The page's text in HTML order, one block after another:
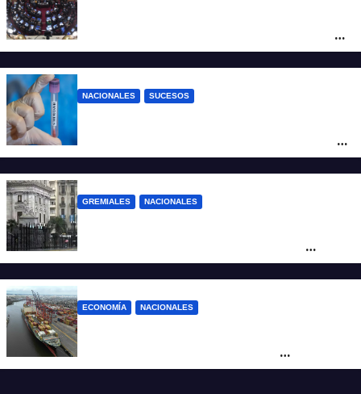
pretendía modificar la Ley de Manejo del
NACIONALES SUCESOS
en España
GREMIALES NACIONALES
cortes y desvíos
ECONOMÍA NACIONALES
desregulación del practicaje